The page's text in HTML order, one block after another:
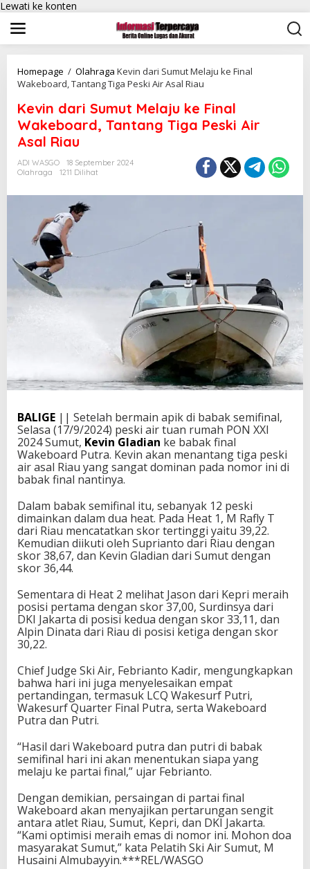
Lewati ke konten
Homepage / Olahraga Kevin dari Sumut Melaju ke Final
Wakeboard, Tantang Tiga Peski Air Asal Riau
Kevin dari Sumut Melaju ke Final
Wakeboard, Tantang Tiga Peski Air
Asal Riau
ADI WASGO
18 September 2024
Olahraga
1211 Dilihat
BALIGE || Setelah bermain apik di babak semifinal,
Selasa (17/9/2024) peski air tuan rumah PON XXI
2024 Sumut, Kevin Gladian ke babak final
Wakeboard Putra. Kevin akan menantang tiga peski
air asal Riau yang sangat dominan pada nomor ini di
babak final nantinya.
Dalam babak semifinal itu, sebanyak 12 peski
dimainkan dalam dua heat. Pada Heat 1, M Rafly T
dari Riau mencatatkan skor tertinggi yaitu 39,22.
Kemudian diikuti oleh Suprianto dari Riau dengan
skor 38,67, dan Kevin Gladian dari Sumut dengan
skor 36,44.
Sementara di Heat 2 melihat Jason dari Kepri meraih
posisi pertama dengan skor 37,00, Surdinsya dari
DKI Jakarta di posisi kedua dengan skor 33,11, dan
Alpin Dinata dari Riau di posisi ketiga dengan skor
30,22.
Chief Judge Ski Air, Febrianto Kadir, mengungkapkan
bahwa hari ini juga menyelesaikan empat
pertandingan, termasuk LCQ Wakesurf Putri,
Wakesurf Quarter Final Putra, serta Wakeboard
Putra dan Putri.
“Hasil dari Wakeboard putra dan putri di babak
semifinal hari ini akan menentukan siapa yang
melaju ke partai final,” ujar Febrianto.
Dengan demikian, persaingan di partai final
Wakeboard akan menyajikan pertarungan sengit
antara atlet Riau, Sumut, Kepri, dan DKI Jakarta.
“Kami optimisi meraih emas di nomor ini. Mohon doa
masyarakat Sumut,” kata Pelatih Ski Air Sumut, M
Husaini Almubayyin.***REL/WASGO